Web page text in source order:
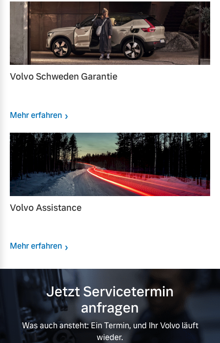
Volvo Schweden Garantie
Mehr erfahren
Volvo Assistance
Mehr erfahren
Jetzt Servicetermin
anfragen
Was auch ansteht: Ein Termin, und Ihr Volvo läuft
wieder.